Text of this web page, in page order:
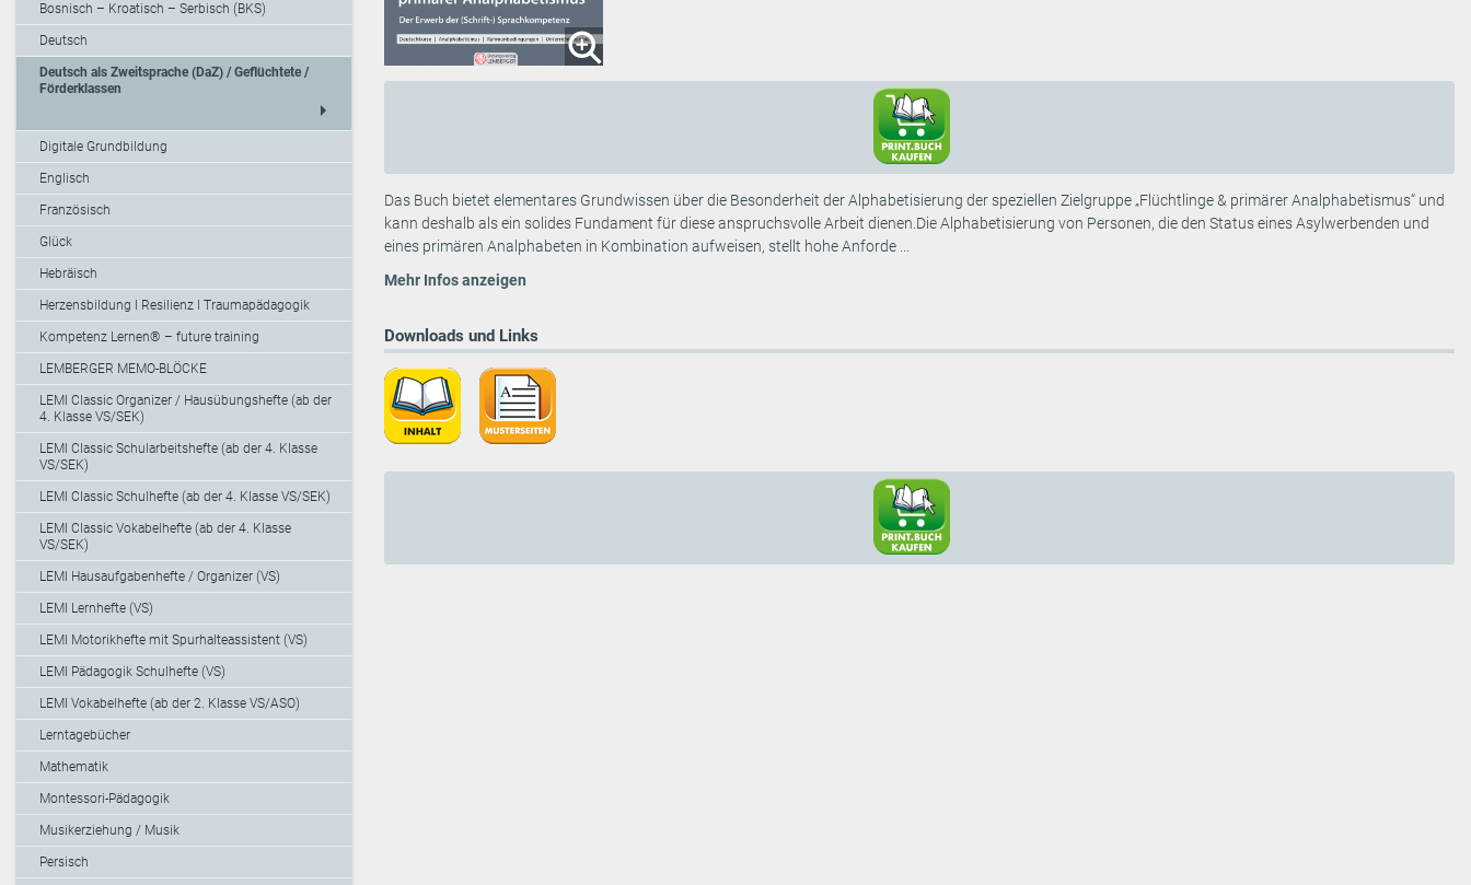
Bosnisch – Kroatisch – Serbisch (BKS)
Deutsch
Deutsch als Zweitsprache (DaZ) / Geflüchtete /
Förderklassen
arrow_right
Digitale Grundbildung
Englisch
Französisch
Glück
Hebräisch
Herzensbildung I Resilienz I Traumapädagogik
Kompetenz Lernen® – future training
LEMBERGER MEMO-BLÖCKE
LEMI Classic Organizer / Hausübungshefte (ab der
4. Klasse VS/SEK)
LEMI Classic Schularbeitshefte (ab der 4. Klasse
VS/SEK)
LEMI Classic Schulhefte (ab der 4. Klasse VS/SEK)
LEMI Classic Vokabelhefte (ab der 4. Klasse
VS/SEK)
LEMI Hausaufgabenhefte / Organizer (VS)
LEMI Lernhefte (VS)
LEMI Motorikhefte mit Spurhalteassistent (VS)
LEMI Pädagogik Schulhefte (VS)
LEMI Vokabelhefte (ab der 2. Klasse VS/ASO)
Lerntagebücher
Mathematik
Montessori-Pädagogik
Musikerziehung / Musik
Persisch
Das Buch bietet elementares Grundwissen über die Besonderheit der Alphabetisierung der speziellen Zielgruppe „Flüchtlinge & primärer Analphabetismus“ und
kann deshalb als ein solides Fundament für diese anspruchsvolle Arbeit dienen.Die Alphabetisierung von Personen, die den Status eines Asylwerbenden und
eines primären Analphabeten in Kombination aufweisen, stellt hohe Anforde ...
Mehr Infos anzeigen
Downloads und Links